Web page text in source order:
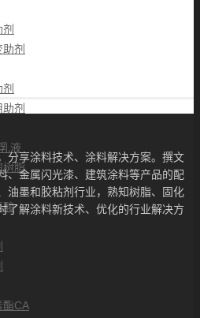
剂
剂
液
树脂
酸
酯CA
分享涂料技术、涂料解决方案。撰文
、金属闪光漆、建筑涂料等产品的配
油墨和胶粘剂行业，熟知树脂、固化
了解涂料新技术、优化的行业解决方